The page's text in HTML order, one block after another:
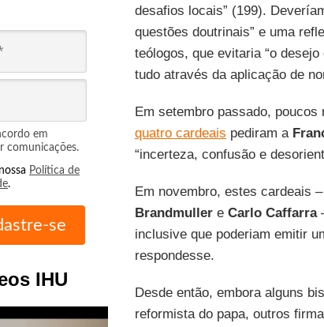
em
comunicações.
Política de
.
IHU
desafios locais” (199).
questões doutrinais” e uma
teólogos, que evitaria “o
tudo através da aplicação de
Em setembro passado,
quatro cardeais pediram a
“incerteza, confusão e
Em novembro, estes cardeais –
Brandmullere Carlo Caffarra
inclusive que poderiam emitir
respondesse.
Desde então, embora alguns
reformista do papa, outros